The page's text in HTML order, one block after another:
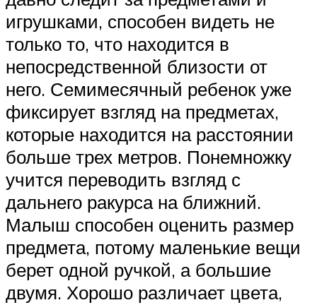
игрушками, способен видеть не
только то, что находится в
непосредственной близости от
него. Семимесячный ребенок уже
фиксирует взгляд на предметах,
которые находится на расстоянии
больше трех метров. Понемножку
учится переводить взгляд с
дальнего ракурса на ближний.
Малыш способен оценить размер
предмета, потому маленькие вещи
берет одной ручкой, а большие
двумя. Хорошо различает цвета,